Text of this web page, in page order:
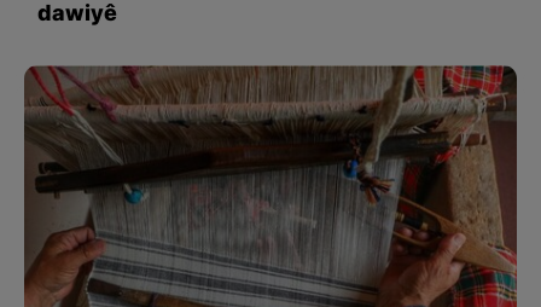
dawiyê